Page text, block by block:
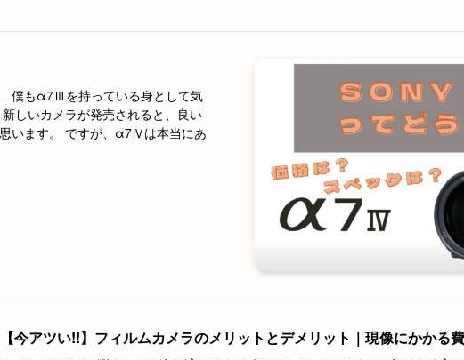
僕もα7Ⅲを持っている身として気
しいカメラが発売されると、良い
います。 ですが、α7Ⅳは本当にあ
【今アツい!!】フィルムカメラのメリットとデメリット｜現像にかかる